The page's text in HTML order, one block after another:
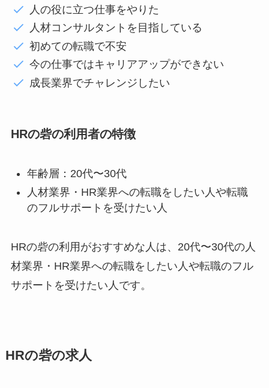
人の役に立つ仕事をやりた
人材コンサルタントを目指している
初めての転職で不安
今の仕事ではキャリアアップができない
成長業界でチャレンジしたい
HRの砦の利用者の特徴
年齢層：20代〜30代
人材業界・HR業界への転職をしたい人や転職
のフルサポートを受けたい人
HRの砦の利用がおすすめな人は、20代〜30代の人
材業界・HR業界への転職をしたい人や転職のフル
サポートを受けたい人です。
HRの砦の求人